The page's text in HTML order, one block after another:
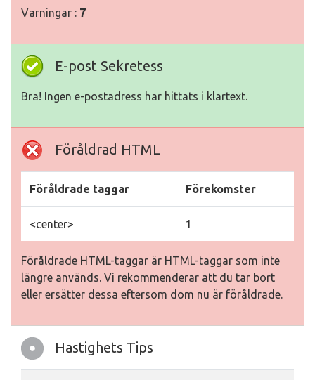
Varningar : 7
E-post Sekretess
Bra! Ingen e-postadress har hittats i klartext.
Föråldrad HTML
Föråldrade taggar Förekomster
<center> 1
Föråldrade HTML-taggar är HTML-taggar som inte
längre används. Vi rekommenderar att du tar bort
eller ersätter dessa eftersom dom nu är föråldrade.
Hastighets Tips